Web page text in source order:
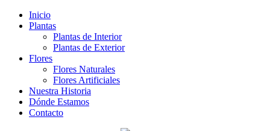
Inicio
Plantas
Plantas de Interior
Plantas de Exterior
Flores
Flores Naturales
Flores Artificiales
Nuestra Historia
Dónde Estamos
Contacto